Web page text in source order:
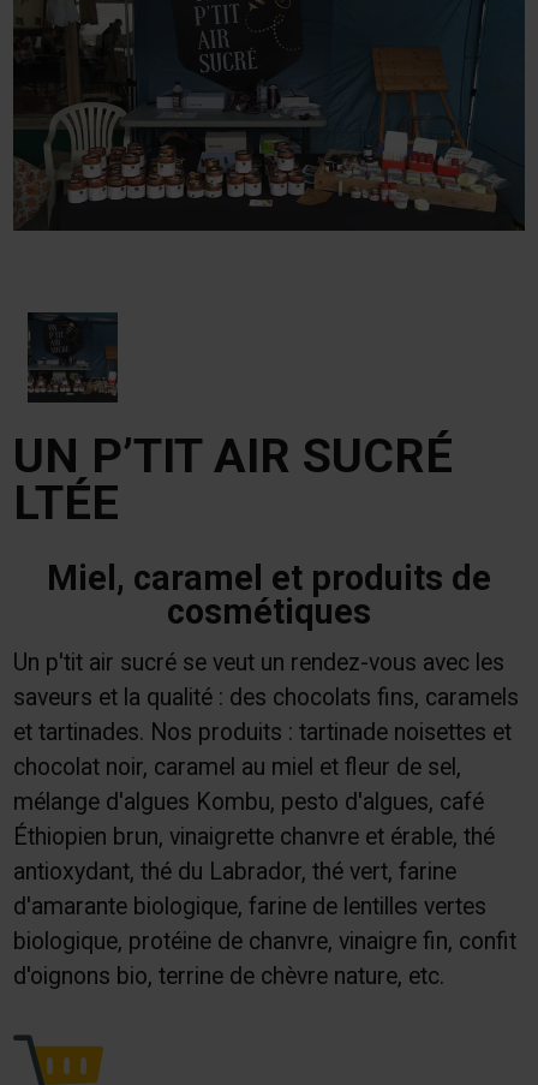
UN P’TIT AIR SUCRÉ
LTÉE
Miel, caramel et produits de
cosmétiques
Un p'tit air sucré se veut un rendez-vous avec les
saveurs et la qualité : des chocolats fins, caramels
et tartinades. Nos produits : tartinade noisettes et
chocolat noir, caramel au miel et fleur de sel,
mélange d'algues Kombu, pesto d'algues, café
Éthiopien brun, vinaigrette chanvre et érable, thé
antioxydant, thé du Labrador, thé vert, farine
d'amarante biologique, farine de lentilles vertes
biologique, protéine de chanvre, vinaigre fin, confit
d'oignons bio, terrine de chèvre nature, etc.